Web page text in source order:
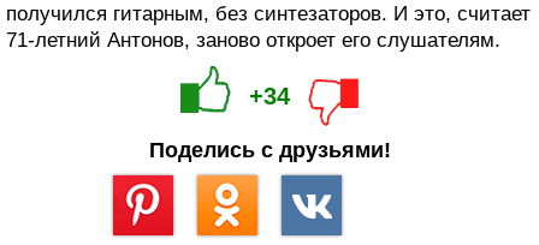
получился гитарным, без синтезаторов. И это, считает
71-летний Антонов, заново откроет его слушателям.
+34
Поделись с друзьями!